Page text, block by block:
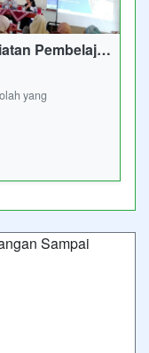
Sosialisasi dan Koordinasi Kegiatan Pembelajaran Tahun Ajaran 2026/2027
yang